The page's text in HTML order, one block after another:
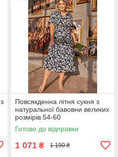
Повсякденна літня сукня з
натуральної бавовни великих
розмірів 54-60
Готово до відправки
1 071 ₴ 1 190 ₴